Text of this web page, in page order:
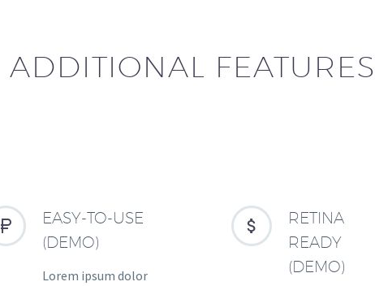
ADDITIONAL


EASY-TO-USE
(DEMO)
Lorem ipsum dolor


RETINA
READY
(DEMO)